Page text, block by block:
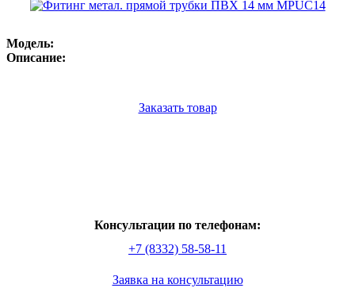
Модель:
Описание:
Заказать товар
Консультации по телефонам:
+7 (8332) 58-58-11
Заявка на консультацию